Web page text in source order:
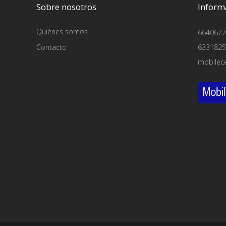
Sobre nosotros
Quiénes somos
Contacto